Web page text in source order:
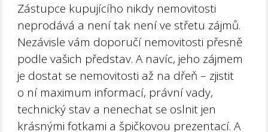
Zástupce kupujícího nikdy nemovitosti
neprodává a není tak není ve střetu zájmů.
Nezávisle vám doporučí nemovitosti přesně
podle vašich představ. A navíc, jeho zájmem
je dostat se nemovitosti až na dřeň – zjistit
o ní maximum informací, právní vady,
technický stav a nenechat se oslnit jen
krásnými fotkami a špičkovou prezentací. A